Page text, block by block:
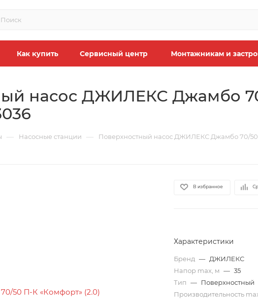
Как купить Сервисный центр Монтажникам и
насос ДЖИЛЕКС Джамбо
— Насосные станции — Поверхностный насос ДЖИЛЕКС Джамбо 70/
В избранное
Характеристики
Бренд — ДЖИЛЕКС
Напор max, м — 35
Тип — Поверхностный
Производительность